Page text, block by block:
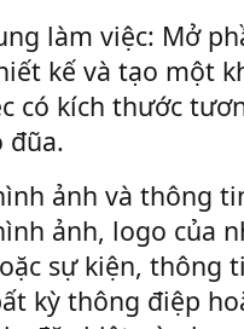
làm việc: Mở
kế và tạo một
có kích thước
đũa.
ảnh và thông
ảnh, logo của
sự kiện, thông
kỳ thông điệp